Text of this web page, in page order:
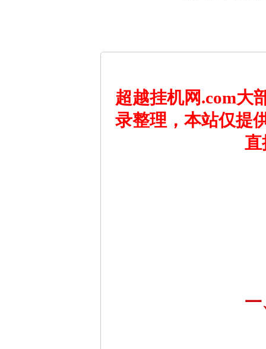
超越挂机网.com大
录整理，本站仅提
直
一